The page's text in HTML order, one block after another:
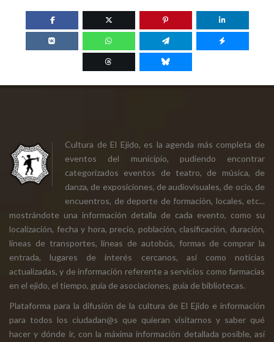
Cultura de El Ejido, es la agenda más completa de
eventos del municipio, pudiendo encontrar
categorizados eventos de teatro, de música, de
danza, de exposiciones, de audiovisuales, de ocio, de
encuentros, de deporte de formación, locales, etc...
mostrándote una información detalla de cada evento, como su
localización, fecha y hora, precio, población, clasificación, duración,
líneas de transportes, líneas de autobús, formas de comprar la
entrada, lugares de interés cercanos, así como noticias
actualizadas, y de información referente a servicios como farmacias
en el ejido, el tiempo, guía de asociaciones, guía de bibliotecas.
Plataforma para la difusión de la cultura de El Ejido e información
para todos los ciudadan@s que quieran visitarnos y saber qué
hacer y dónde ir, con la máxima información detallada posible, así